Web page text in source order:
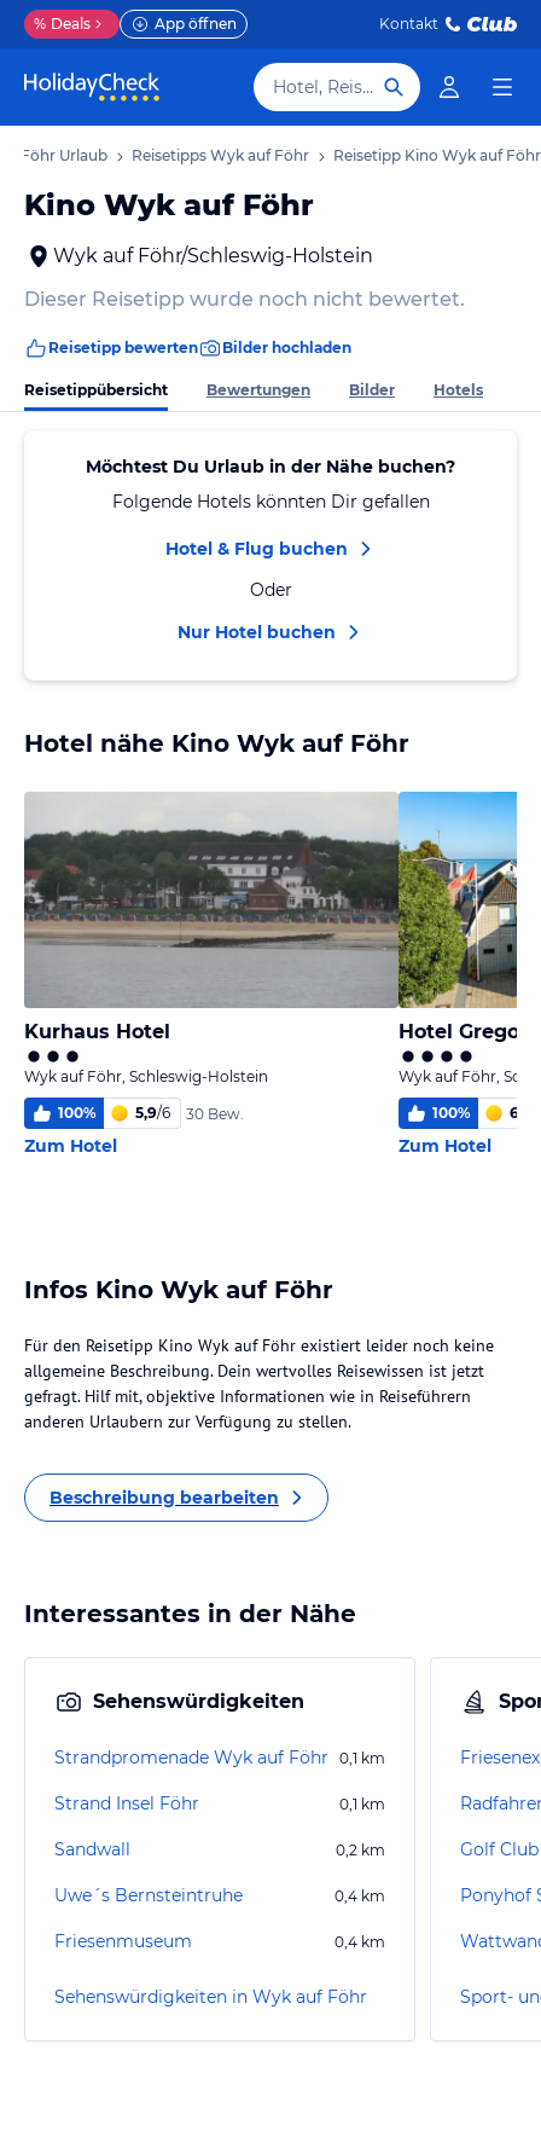
% Deals App öffnen Kontakt
Hotel, Reiseziel
Föhr Urlaub Reisetipps Wyk auf Föhr Reisetipp Kino Wyk auf Föhr
Kino Wyk auf Föhr
Wyk auf Föhr/Schleswig-Holstein
Dieser Reisetipp wurde noch nicht bewertet.
Reisetipp bewerten Bilder hochladen
Reisetippübersicht Bewertungen Bilder Hotels
Möchtest Du Urlaub in der Nähe buchen?
Folgende Hotels könnten Dir gefallen
Hotel & Flug buchen
Oder
Nur Hotel buchen
Hotel nähe Kino Wyk auf Föhr
Kurhaus Hotel
Wyk auf Föhr, Schleswig-Holstein
100% 5,9/6 30 Bew.
Zum Hotel
Hotel
Wyk auf Föhr,
100% 6,0
Zum Hotel
Infos Kino Wyk auf Föhr
Für den Reisetipp Kino Wyk auf Föhr existiert leider noch keine
allgemeine Beschreibung. Dein wertvolles Reisewissen ist jetzt
gefragt. Hilf mit, objektive Informationen wie in Reiseführern
anderen Urlaubern zur Verfügung zu stellen.
Beschreibung bearbeiten
Interessantes in der Nähe
Sehenswürdigkeiten
Strandpromenade Wyk auf Föhr 0,1 km
Strand Insel Föhr 0,1 km
Sandwall 0,2 km
Uwe´s Bernsteintruhe 0,4 km
Friesenmuseum 0,4 km
Sehenswürdigkeiten in Wyk auf Föhr
Golf Club
Ponyhof